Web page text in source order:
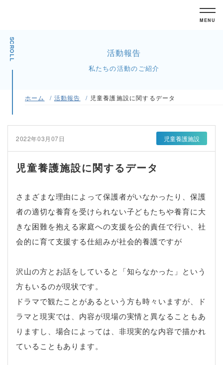
MENU
SCROLL 活動報告
私たちの活動のご紹介
ホーム 活動報告 児童養護施設に関するデータ
2022年03月07日 児童養護施設
児童養護施設に関するデータ
さまざまな理由によって保護者がいなかったり、保護
者の適切な養育を受けられない子どもたちや養育に大
きな困難を抱える家庭への支援を公的責任で行い、社
会的に育て支援する仕組みが社会的養護ですが
沢山の方とお話をしていると「知らなかった」という
方もいるのが現状です。
ドラマで観たことがあるという方も時々いますが、ド
ラマと現実では、内容が現場の実情と異なることもあ
りますし、場合によっては、非現実的な内容で描かれ
ていることもあります。